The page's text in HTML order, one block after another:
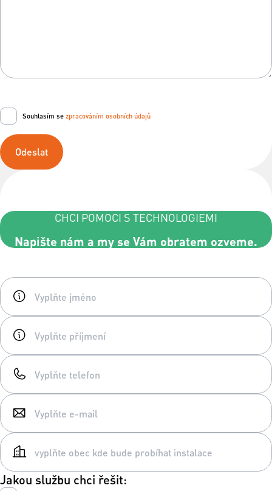
Souhlasím se zpracováním osobních údajů
Odeslat
CHCI POMOCI S TECHNOLOGIEMI
Napište nám a my se Vám obratem ozveme.
Jakou službu chci řešit: